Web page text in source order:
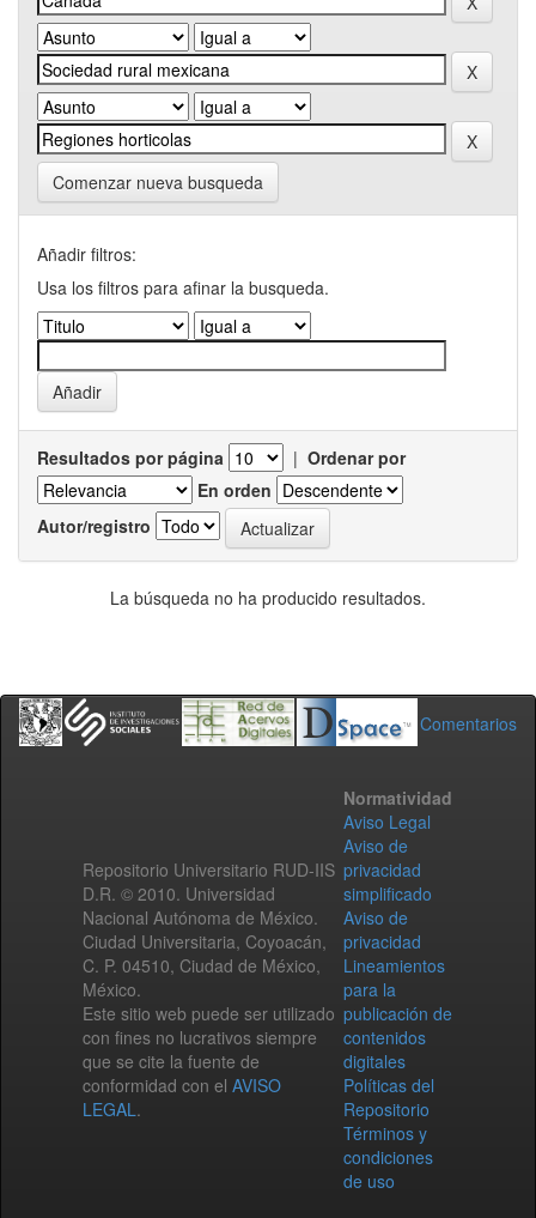
Comenzar nueva busqueda
Añadir filtros:
Usa los filtros para afinar la busqueda.
Resultados por página | Ordenar por
En orden
Autor/registro
La búsqueda no ha producido resultados.
Comentarios
Repositorio Universitario RUD-IIS
D.R. © 2010. Universidad
Nacional Autónoma de México.
Ciudad Universitaria, Coyoacán,
C. P. 04510, Ciudad de México,
México.
Este sitio web puede ser utilizado
con fines no lucrativos siempre
que se cite la fuente de
conformidad con el AVISO
LEGAL.
Normatividad
Aviso Legal
Aviso de
privacidad
simplificado
Aviso de
privacidad
Lineamientos
para la
publicación de
contenidos
digitales
Políticas del
Repositorio
Términos y
condiciones
de uso